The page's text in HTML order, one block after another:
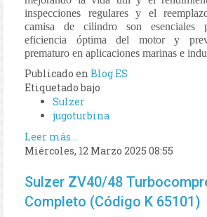
inspecciones regulares y el
camisa de cilindro son esenciales
eficiencia óptima del motor y
prematuro en aplicaciones marinas e
Publicado en Blog ES
Etiquetado bajo
Sulzer
jugoturbina
Leer más...
Miércoles, 12 Marzo 2025 08:55
Sulzer ZV40/48
Completo (Código K 65101)